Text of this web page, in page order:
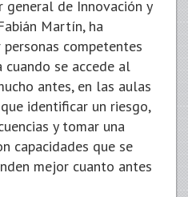
de Innovación y
Martín, ha
competentes
cuando se accede al
antes, en las aulas
identificar un riesgo,
y tomar una
capacidades que se
mejor cuanto antes